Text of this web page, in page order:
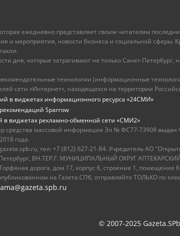
ежедневно представляет своим читателям
мероприятия, новости бизнеса и социальной сферы.
дня, которые затрагивают не только Санкт-
технологии (информационные
сети «Интернет», находящихся на территории
в виджетах информационного ресурса «24СМИ»
Sparrow
в виджетах рекламно-обменной сети «СМИ2»
средства массовой информации Эл № ФС77-73908
года.
тел: +7 (812) 627-21-84. Учредитель АО
Петербург, ВН.ТЕР.Г. МУНИЦИПАЛЬНЫЙ ОКРУГ
дорога, дом 17, корпус 6, строение 1, помещение
на Газета.СПб, отправляйте ТОЛЬКО по
© 2007-2025 Gazeta.SPb